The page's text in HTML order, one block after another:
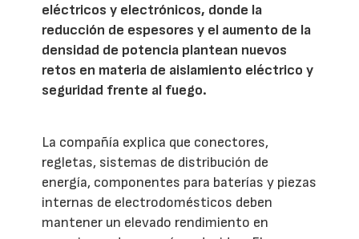
eléctricos y electrónicos, donde la
reducción de espesores y el aumento de la
densidad de potencia plantean nuevos
retos en materia de aislamiento eléctrico y
seguridad frente al fuego.
La compañía explica que conectores,
regletas, sistemas de distribución de
energía, componentes para baterías y piezas
internas de electrodomésticos deben
mantener un elevado rendimiento en